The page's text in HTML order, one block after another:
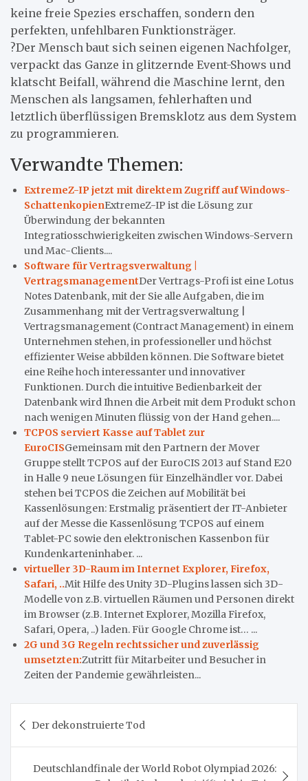
keine freie Spezies erschaffen, sondern den
perfekten, unfehlbaren Funktionsträger.
?Der Mensch baut sich seinen eigenen Nachfolger,
verpackt das Ganze in glitzernde Event-Shows und
klatscht Beifall, während die Maschine lernt, den
Menschen als langsamen, fehlerhaften und
letztlich überflüssigen Bremsklotz aus dem System
zu programmieren.
Verwandte Themen:
ExtremeZ-IP jetzt mit direktem Zugriff auf Windows-
SchattenkopienExtremeZ-IP ist die Lösung zur
Überwindung der bekannten
Integratiosschwierigkeiten zwischen Windows-Servern
und Mac-Clients....
Software für Vertragsverwaltung |
VertragsmanagementDer Vertrags-Profi ist eine Lotus
Notes Datenbank, mit der Sie alle Aufgaben, die im
Zusammenhang mit der Vertragsverwaltung |
Vertragsmanagement (Contract Management) in einem
Unternehmen stehen, in professioneller und höchst
effizienter Weise abbilden können. Die Software bietet
eine Reihe hoch interessanter und innovativer
Funktionen. Durch die intuitive Bedienbarkeit der
Datenbank wird Ihnen die Arbeit mit dem Produkt schon
nach wenigen Minuten flüssig von der Hand gehen....
TCPOS serviert Kasse auf Tablet zur
EuroCISGemeinsam mit den Partnern der Mover
Gruppe stellt TCPOS auf der EuroCIS 2013 auf Stand E20
in Halle 9 neue Lösungen für Einzelhändler vor. Dabei
stehen bei TCPOS die Zeichen auf Mobilität bei
Kassenlösungen: Erstmalig präsentiert der IT-Anbieter
auf der Messe die Kassenlösung TCPOS auf einem
Tablet-PC sowie den elektronischen Kassenbon für
Kundenkarteninhaber. ...
virtueller 3D-Raum im Internet Explorer, Firefox,
Safari, ..Mit Hilfe des Unity 3D-Plugins lassen sich 3D-
Modelle von z.B. virtuellen Räumen und Personen direkt
im Browser (z.B. Internet Explorer, Mozilla Firefox,
Safari, Opera, ..) laden. Für Google Chrome ist… ...
2G und 3G Regeln rechtssicher und zuverlässig
umsetzten:Zutritt für Mitarbeiter und Besucher in
Zeiten der Pandemie gewährleisten...
Der dekonstruierte Tod
Deutschlandfinale der World Robot Olympiad 2026: